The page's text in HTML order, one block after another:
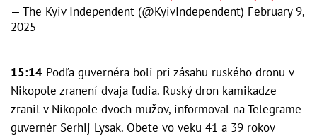
— The Kyiv Independent (@KyivIndependent) February 9,
2025
15:14 Podľa guvernéra boli pri zásahu ruského dronu v
Nikopole zranení dvaja ľudia. Ruský dron kamikadze
zranil v Nikopole dvoch mužov, informoval na Telegrame
guvernér Serhij Lysak. Obete vo veku 41 a 39 rokov